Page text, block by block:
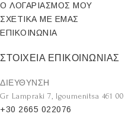
Ο ΛΟΓΑΡΙΑΣΜΟΣ ΜΟΥ
ΣΧΕΤΙΚΑ ΜΕ ΕΜΑΣ
ΕΠΙΚΟΙΝΩΝΙΑ
ΣΤΟΙΧΕΙΑ ΕΠΙΚΟΙΝΩΝΙΑΣ
ΔΙΕΥΘΥΝΣΗ
Gr Lampraki 7, Igoumenitsa 461 00
+30 2665 022076